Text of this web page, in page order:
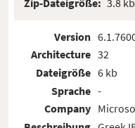
Version
Architecture
Dateigröße
Sprache
Company
32
6 kb
-